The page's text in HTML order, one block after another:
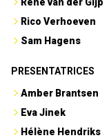
Rico Verhoeven
Sam Hagens
PRESENTATRICES
Amber Brantsen
Eva Jinek
Hélène Hendriks